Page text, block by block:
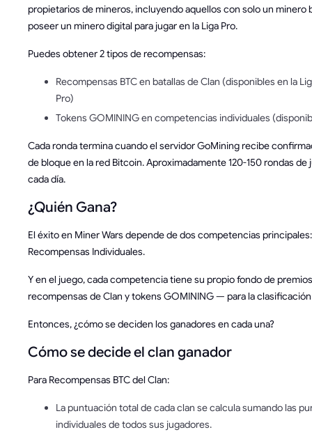
propietarios de mineros, incluyendo aquellos con solo un minero
poseer un minero digital para jugar en la Liga Pro.
Puedes obtener 2 tipos de recompensas:
Recompensas BTC en batallas de Clan (disponibles en la
Pro)
Tokens GOMINING en competencias individuales
Cada ronda termina cuando el servidor GoMining recibe
de bloque en la red Bitcoin. Aproximadamente 120-150 rondas de
cada día.
¿Quién Gana?
El éxito en Miner Wars depende de dos competencias
Recompensas Individuales.
Y en el juego, cada competencia tiene su propio fondo de
recompensas de Clan y tokens GOMINING — para la
Entonces, ¿cómo se deciden los ganadores en cada una?
Cómo se decide el clan ganador
Para Recompensas BTC del Clan:
La puntuación total de cada clan se calcula sumando las
individuales de todos sus jugadores.